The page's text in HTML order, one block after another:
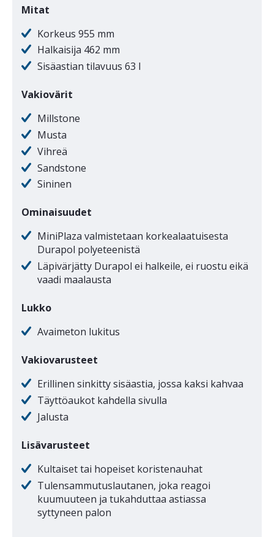
Mitat
Korkeus 955 mm
Halkaisija 462 mm
Sisäastian tilavuus 63 l
Vakiovärit
Millstone
Musta
Vihreä
Sandstone
Sininen
Ominaisuudet
MiniPlaza valmistetaan korkealaatuisesta
Durapol polyeteenistä
Läpivärjätty Durapol ei halkeile, ei ruostu eikä
vaadi maalausta
Lukko
Avaimeton lukitus
Vakiovarusteet
Erillinen sinkitty sisäastia, jossa kaksi kahvaa
Täyttöaukot kahdella sivulla
Jalusta
Lisävarusteet
Kultaiset tai hopeiset koristenauhat
Tulensammutuslautanen, joka reagoi
kuumuuteen ja tukahduttaa astiassa
syttyneen palon